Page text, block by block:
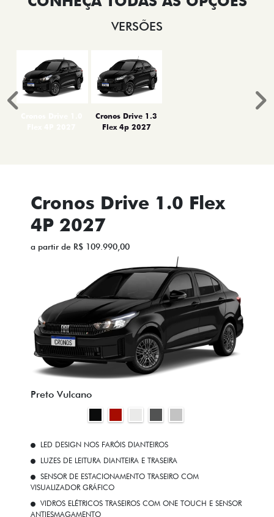
VERSÕES
Cronos Drive 1.3
Flex 4p 2027
Anterior
Cronos Drive 1.0 Flex
4P 2027
a partir de R$ 109.990,00
Preto Vulcano
LED DESIGN NOS FARÓIS DIANTEIROS
LUZES DE LEITURA DIANTEIRA E TRASEIRA
SENSOR DE ESTACIONAMENTO TRASEIRO COM
VISUALIZADOR GRÁFICO
VIDROS ELÉTRICOS TRASEIROS COM ONE TOUCH E SENSOR
ANTIESMAGAMENTO